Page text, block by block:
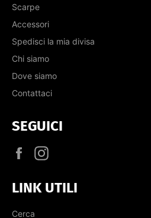
Scarpe
Accessori
Spedisci la mia divisa
Chi siamo
Dove siamo
Contattaci
SEGUICI
Facebook
LINK UTILI
Cerca